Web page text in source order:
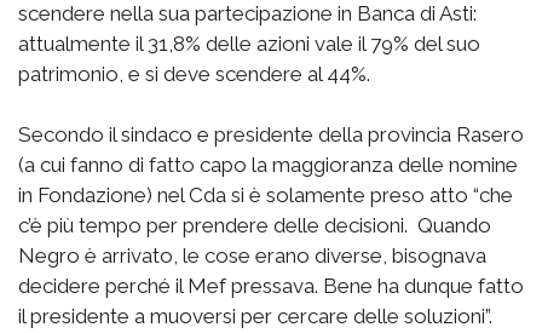
scendere nella sua partecipazione in Banca di Asti:
attualmente il 31,8% delle azioni vale il 79% del suo
patrimonio, e si deve scendere al 44%.
Secondo il sindaco e presidente della provincia Rasero
(a cui fanno di fatto capo la maggioranza delle nomine
in Fondazione) nel Cda si è solamente preso atto “che
c’è più tempo per prendere delle decisioni. Quando
Negro è arrivato, le cose erano diverse, bisognava
decidere perché il Mef pressava. Bene ha dunque fatto
il presidente a muoversi per cercare delle soluzioni”.